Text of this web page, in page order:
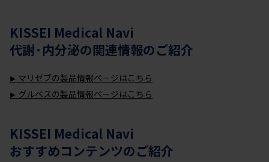
KISSEI Medical Navi
代謝·内分泌の関連情報のご紹介
マリゼブの製品情報ページはこちら
グルベスの製品情報ページはこちら
KISSEI Medical Navi
おすすめコンテンツのご紹介